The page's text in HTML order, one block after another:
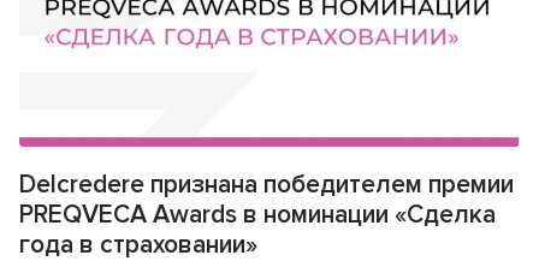
Delcredere признана победителем премии
PREQVECA Awards в номинации «Сделка
года в страховании»